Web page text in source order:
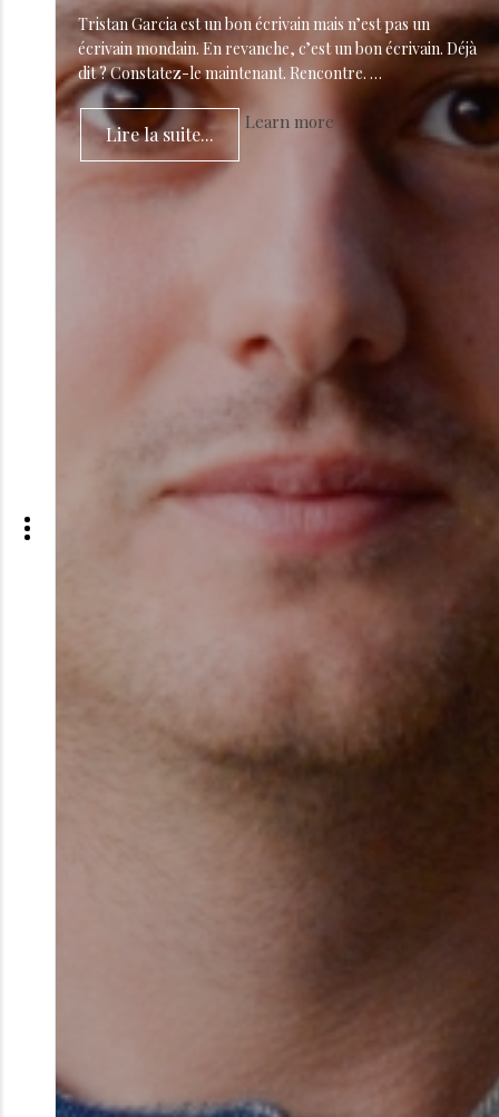
Tristan Garcia est un bon écrivain mais n’est pas un
écrivain mondain. En revanche, c’est un bon écrivain. Déjà
dit ? Constatez-le maintenant. Rencontre. …
Lire la suite...
Learn more